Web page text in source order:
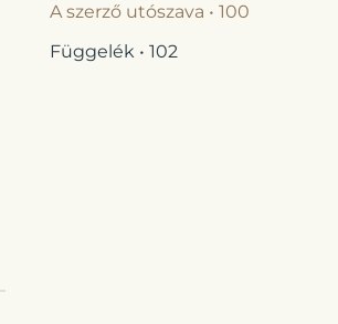
A szerző utószava • 100
Függelék • 102